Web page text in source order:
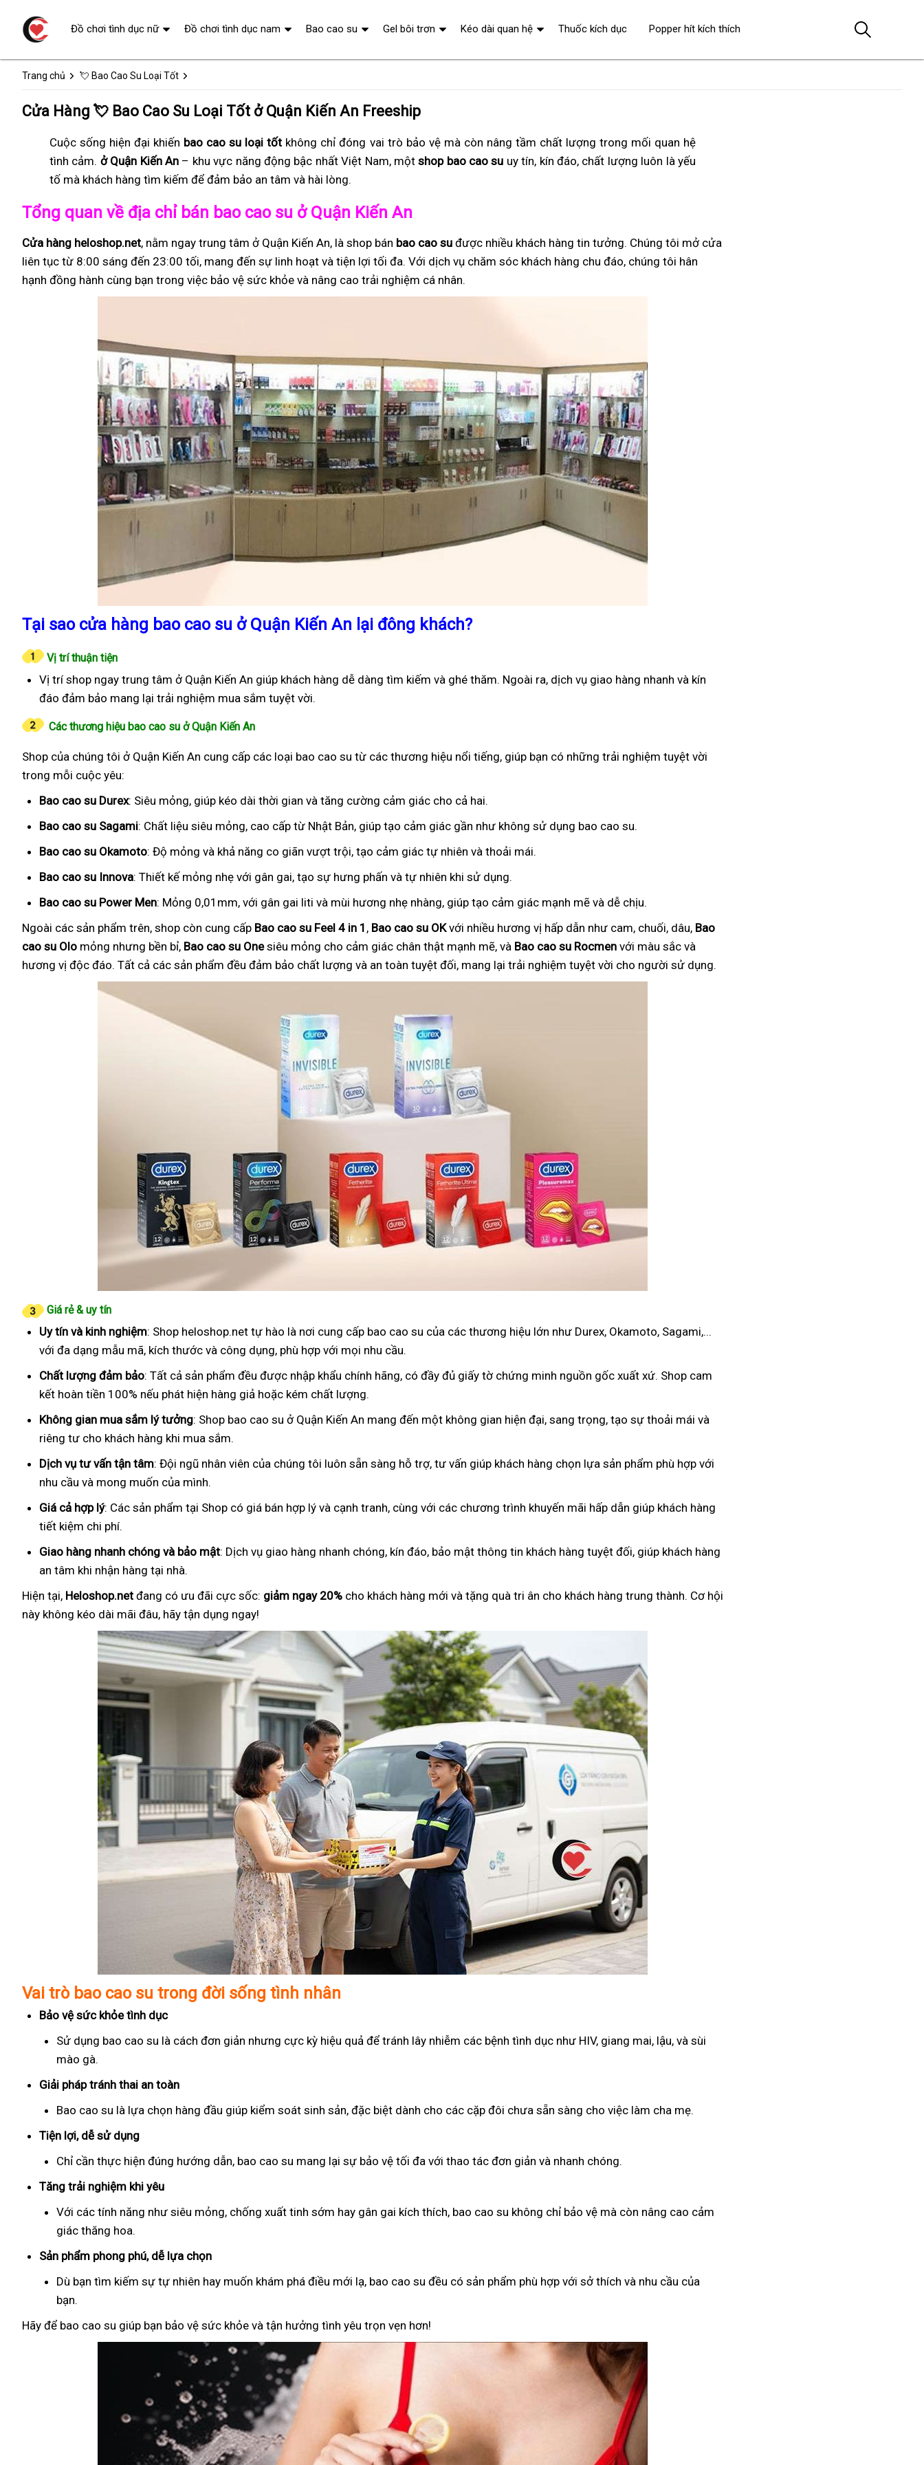
Trang chủ 💘 Bao Cao Su Loại Tốt
Cửa Hàng 💘 Bao Cao Su Loại Tốt ở Quận Kiến An Freeship
Cuộc sống hiện đại khiến bao cao su loại tốt không chỉ đóng vai trò bảo vệ mà còn nâng tầm chất lượng trong mối quan hệ
tình cảm. ở Quận Kiến An– khu vực năng động bậc nhất Việt Nam, mộtshop bao cao su uy tín, kín đáo, chất lượng luôn là yếu
tố mà khách hàng tìm kiếm để đảm bảo an tâm và hài lòng.
Tổng quan về địa chỉ bán bao cao su ở Quận Kiến An
Cửa hàng heloshop.net, nằm ngay trung tâm ở Quận Kiến An, là shop bán bao cao su được nhiều khách hàng tin tưởng. Chúng tôi mở cửa
liên tục từ 8:00 sáng đến 23:00 tối, mang đến sự linh hoạt và tiện lợi tối đa. Với dịch vụ chăm sóc khách hàng chu đáo, chúng tôi hân
hạnh đồng hành cùng bạn trong việc bảo vệ sức khỏe và nâng cao trải nghiệm cá nhân.
Tại sao cửa hàng bao cao su ở Quận Kiến An lại đông khách?
Vị trí thuận tiện
Vị trí shop ngay trung tâm ở Quận Kiến An giúp khách hàng dễ dàng tìm kiếm và ghé thăm. Ngoài ra, dịch vụ giao hàng nhanh và kín
đáo đảm bảo mang lại trải nghiệm mua sắm tuyệt vời.
Các thương hiệu bao cao su ở Quận Kiến An
Shop của chúng tôi ở Quận Kiến An cung cấp các loại bao cao su từ các thương hiệu nổi tiếng, giúp bạn có những trải nghiệm tuyệt vời
trong mỗi cuộc yêu:
Bao cao su Durex: Siêu mỏng, giúp kéo dài thời gian và tăng cường cảm giác cho cả hai.
Bao cao su Sagami: Chất liệu siêu mỏng, cao cấp từ Nhật Bản, giúp tạo cảm giác gần như không sử dụng bao cao su.
Bao cao su Okamoto: Độ mỏng và khả năng co giãn vượt trội, tạo cảm giác tự nhiên và thoải mái.
Bao cao su Innova: Thiết kế mỏng nhẹ với gân gai, tạo sự hưng phấn và tự nhiên khi sử dụng.
Bao cao su Power Men: Mỏng 0,01mm, với gân gai liti và mùi hương nhẹ nhàng, giúp tạo cảm giác mạnh mẽ và dễ chịu.
Ngoài các sản phẩm trên, shop còn cung cấp Bao cao su Feel 4 in 1 , Bao cao su OKvới nhiều hương vị hấp dẫn như cam, chuối, dâu, Bao
cao su Olo mỏng nhưng bền bỉ, Bao cao su Onesiêu mỏng cho cảm giác chân thật mạnh mẽ, và Bao cao su Rocmen với màu sắc và
hương vị độc đáo. Tất cả các sản phẩm đều đảm bảo chất lượng và an toàn tuyệt đối, mang lại trải nghiệm tuyệt vời cho người sử dụng.
Giá rẻ & uy tín
Uy tín và kinh nghiệm: Shop heloshop.net tự hào là nơi cung cấp bao cao su của các thương hiệu lớn như Durex, Okamoto, Sagami,...
với đa dạng mẫu mã, kích thước và công dụng, phù hợp với mọi nhu cầu.
Chất lượng đảm bảo: Tất cả sản phẩm đều được nhập khẩu chính hãng, có đầy đủ giấy tờ chứng minh nguồn gốc xuất xứ. Shop cam
kết hoàn tiền 100% nếu phát hiện hàng giả hoặc kém chất lượng.
Không gian mua sắm lý tưởng: Shop bao cao su ở Quận Kiến An mang đến một không gian hiện đại, sang trọng, tạo sự thoải mái và
riêng tư cho khách hàng khi mua sắm.
Dịch vụ tư vấn tận tâm: Đội ngũ nhân viên của chúng tôi luôn sẵn sàng hỗ trợ, tư vấn giúp khách hàng chọn lựa sản phẩm phù hợp với
nhu cầu và mong muốn của mình.
Giá cả hợp lý: Các sản phẩm tại Shop có giá bán hợp lý và cạnh tranh, cùng với các chương trình khuyến mãi hấp dẫn giúp khách hàng
tiết kiệm chi phí.
Giao hàng nhanh chóng và bảo mật: Dịch vụ giao hàng nhanh chóng, kín đáo, bảo mật thông tin khách hàng tuyệt đối, giúp khách hàng
an tâm khi nhận hàng tại nhà.
Hiện tại, Heloshop.net đang có ưu đãi cực sốc: giảm ngay 20% cho khách hàng mới và tặng quà tri ân cho khách hàng trung thành. Cơ hội
này không kéo dài mãi đâu, hãy tận dụng ngay!
Vai trò bao cao su trong đời sống tình nhân
Bảo vệ sức khỏe tình dục
Sử dụng bao cao su là cách đơn giản nhưng cực kỳ hiệu quả để tránh lây nhiễm các bệnh tình dục như HIV, giang mai, lậu, và sùi
mào gà.
Giải pháp tránh thai an toàn
Bao cao su là lựa chọn hàng đầu giúp kiểm soát sinh sản, đặc biệt dành cho các cặp đôi chưa sẵn sàng cho việc làm cha mẹ.
Tiện lợi, dễ sử dụng
Chỉ cần thực hiện đúng hướng dẫn, bao cao su mang lại sự bảo vệ tối đa với thao tác đơn giản và nhanh chóng.
Tăng trải nghiệm khi yêu
Với các tính năng như siêu mỏng, chống xuất tinh sớm hay gân gai kích thích, bao cao su không chỉ bảo vệ mà còn nâng cao cảm
giác thăng hoa.
Sản phẩm phong phú, dễ lựa chọn
Dù bạn tìm kiếm sự tự nhiên hay muốn khám phá điều mới lạ, bao cao su đều có sản phẩm phù hợp với sở thích và nhu cầu của
bạn.
Hãy để bao cao su giúp bạn bảo vệ sức khỏe và tận hưởng tình yêu trọn vẹn hơn!
Đồ chơi tình dục nữ Đồ chơi tình dục nam Bao cao su Gel bôi trơn Kéo dài quan hệ Thuốc kích dục Popper hít kích thích